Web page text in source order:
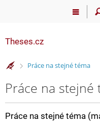
Theses.cz
>Práce na stejné téma
Práce na stejné
Práce na stejné téma